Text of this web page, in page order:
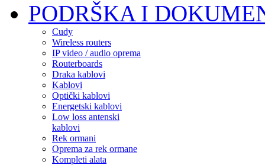
PODRŠKA I
Cudy
Wireless routers
IP video / audio oprema
Routerboards
Draka kablovi
Kablovi
Optički kablovi
Energetski kablovi
Low loss antenski
kablovi
Rek ormani
Oprema za rek ormane
Kompleti alata